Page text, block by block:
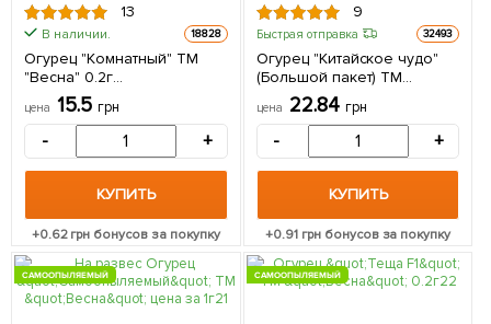
13
В наличии. 18828
Огурец "Комнатный" ТМ
"Весна" 0.2г
(самоопыляемый)
цена 15.5 грн
- +
КУПИТЬ
+0.62грн бонусов за покупку
9
Быстрая отправка 32493
Огурец "Китайское чудо"
(Большой пакет) ТМ
"Весна" 1г
цена 22.84 грн
- +
КУПИТЬ
+0.91грн бонусов за покупку
САМООПЫЛЯЕМЫЙ САМООПЫЛЯЕМЫЙ